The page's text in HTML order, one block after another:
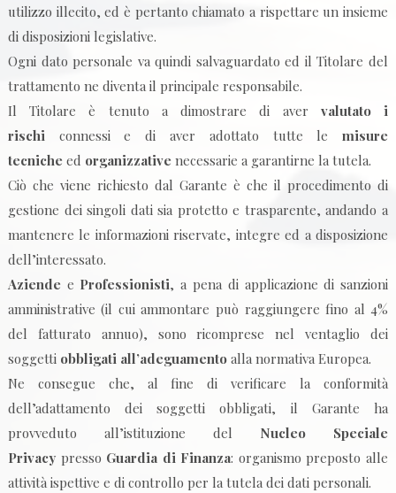
utilizzo illecito, ed è pertanto chiamato a rispettare un insieme
di disposizioni legislative.
Ogni dato personale va quindi salvaguardato ed il Titolare del
trattamento ne diventa il principale responsabile.
Il Titolare è tenuto a dimostrare di aver valutato i
rischiconnessi e di aver adottato tutte lemisure
tecnicheed organizzativenecessarie a garantirne la tutela.
Ciò che viene richiesto dal Garante è che il procedimento di
gestione dei singoli dati sia protetto e trasparente, andando a
mantenere le informazioni riservate, integre ed a disposizione
dell’interessato.
Aziende e Professionisti, a pena di applicazione di sanzioni
amministrative (il cui ammontare può raggiungere fino al 4%
del fatturato annuo), sono ricomprese nel ventaglio dei
soggettiobbligati all’adeguamentoalla normativa Europea.
Ne consegue che, al fine di verificare la conformità
dell’adattamento dei soggetti obbligati, il Garante ha
provveduto all’istituzione del Nucleo Speciale
Privacy presso Guardia di Finanza: organismo preposto alle
attività ispettive e di controllo per la tutela dei dati personali.